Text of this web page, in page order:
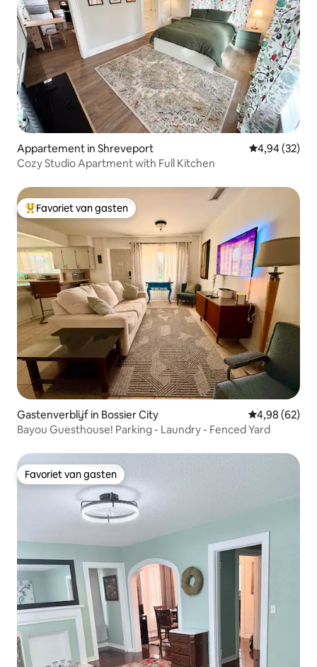
Appartement in Shreveport Gemiddelde
4,94 (32)
Cozy Studio Apartment with Full Kitchen
Topfavoriet van gasten
Favoriet van gasten
Gastenverblijf in Bossier City Gemiddelde
4,98 (62)
Bayou Guesthouse! Parking - Laundry - Fenced Yard
Favoriet van gasten
Favoriet van gasten